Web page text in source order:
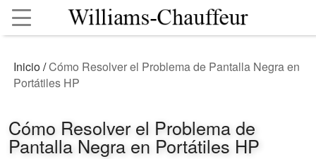
Inicio/Cómo Resolver el Problema de Pantalla Negra en
Portátiles HP
Cómo Resolver el Problema de
Pantalla Negra en Portátiles HP